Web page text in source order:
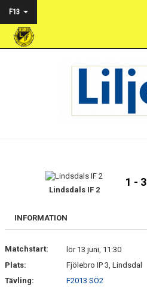
F13
KONTAKT
Lindsdals IF 2
1 - 3
INFORMATION
Matchstart:
lör 13 juni, 11:30
Plats:
Fjölebro IP 3, Lindsdal
Tävling:
F2013 SÖ2